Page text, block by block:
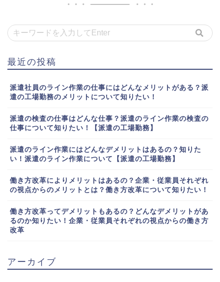
最近の投稿
派遣社員のライン作業の仕事にはどんなメリットがある？派
遣の工場勤務のメリットについて知りたい！
派遣の検査の仕事はどんな仕事？派遣のライン作業の検査の
仕事について知りたい！【派遣の工場勤務】
派遣のライン作業にはどんなデメリットはあるの？知りた
い！派遣のライン作業について【派遣の工場勤務】
働き方改革によりメリットはあるの？企業・従業員それぞれ
の視点からのメリットとは？働き方改革について知りたい！
働き方改革ってデメリットもあるの？どんなデメリットがあ
るのか知りたい！企業・従業員それぞれの視点からの働き方
改革
アーカイブ